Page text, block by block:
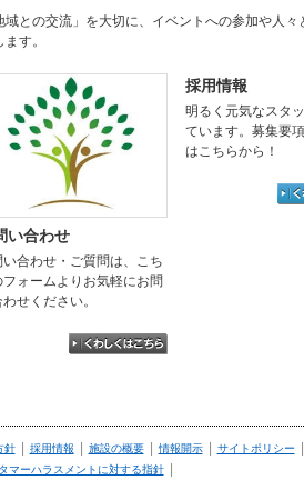
との交流」を大切に、イベントへの参加や人々
す。
い合わせ
い合わせ・ご質問は、こち
フォームよりお気軽にお問
せください。
採用情報
明るく元気なスタ
ています。募集要
はこちらから！
針 採用情報 施設の概要 情報開示 サイトポリシー
マーハラスメントに対する指針